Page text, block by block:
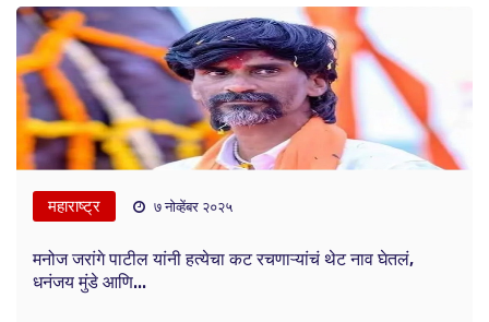
महाराष्ट्र ७ नोव्हेंबर २०२५
मनोज जरांगे पाटील यांनी हत्येचा कट रचणाऱ्यांचं थेट नाव घेतलं,
धनंजय मुंडे आणि...